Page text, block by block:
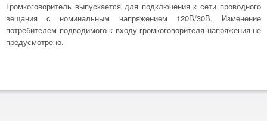
Громкоговоритель выпускается для подключения к сети проводного
вещания с номинальным напряжением 120В/30В. Изменение
потребителем подводимого к входу громкоговорителя напряжения не
предусмотрено.